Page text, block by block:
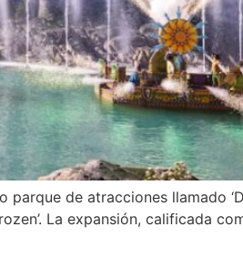
de atracciones llamado
La expansión, calificada